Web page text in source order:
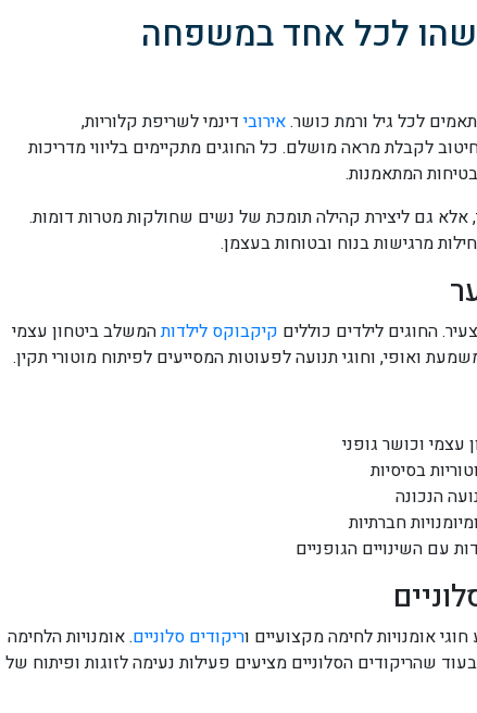
לכל אחד במשפחה
לכל גיל ורמת כושר.אירובי דינמי לשריפת קלוריות,
לקבלת מראה מושלם. כל החוגים מתקיימים בליווי מדריכות
המתאמנות.
אלא גם ליצירת קהילה תומכת של נשים שחולקות מטרות דומות.
מרגישות בנוח ובטוחות בעצמן.
החוגים לילדים כוללים קיקבוקס לילדותהמשלב ביטחון עצמי
ואופי, וחוגי תנועה לפעוטות המסייעים לפיתוח מוטורי תקין.
עצמי וכושר גופני
בסיסיות
הנכונה
חברתיות
עם השינויים הגופניים
אומנויות לחימה מקצועיים וריקודים סלוניים. אומנויות הלחימה
שהריקודים הסלוניים מציעים פעילות נעימה לזוגות ופיתוח של